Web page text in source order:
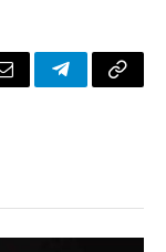
CorreoTelegrama